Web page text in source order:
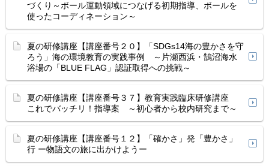
づくり～ボール運動領域につなげる初期指導、ボールを
使ったコーディネーション～
夏の研修講座【講座番号２０】「SDGs14海の豊かさを守
ろう」海の環境教育の実践事例 ～片瀬西浜・鵠沼海水
浴場の「BLUE FLAG」認証取得への挑戦～
夏の研修講座【講座番号３７】教育実践臨床研修講座
これでバッチリ！指導案 ～初心者から校内研究まで～
夏の研修講座【講座番号１２】「確かさ」発「豊かさ」
行 ー物語文の旅に出かけようー